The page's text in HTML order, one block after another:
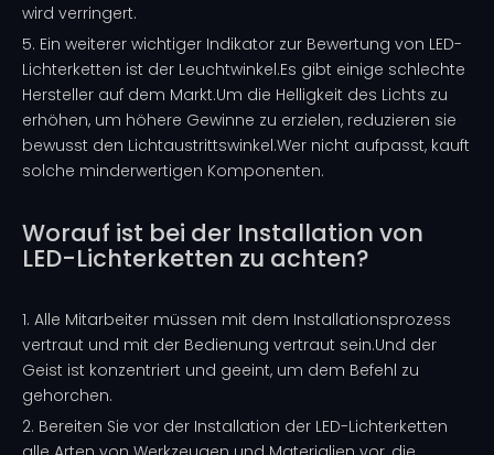
wird verringert.
5. Ein weiterer wichtiger Indikator zur Bewertung von LED-
Lichterketten ist der Leuchtwinkel.Es gibt einige schlechte
Hersteller auf dem Markt.Um die Helligkeit des Lichts zu
erhöhen, um höhere Gewinne zu erzielen, reduzieren sie
bewusst den Lichtaustrittswinkel.Wer nicht aufpasst, kauft
solche minderwertigen Komponenten.
Worauf ist bei der Installation von
LED-Lichterketten zu achten?
1. Alle Mitarbeiter müssen mit dem Installationsprozess
vertraut und mit der Bedienung vertraut sein.Und der
Geist ist konzentriert und geeint, um dem Befehl zu
gehorchen.
2. Bereiten Sie vor der Installation der LED-Lichterketten